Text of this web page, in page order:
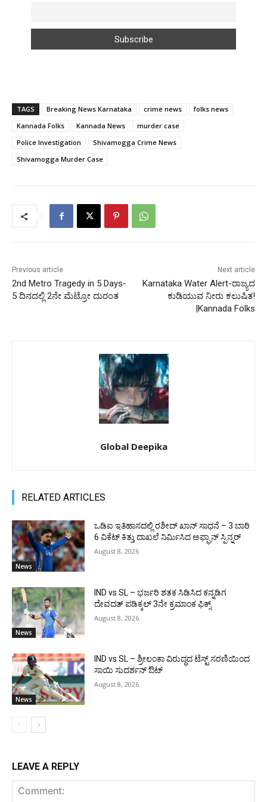
TAGS Breaking News Karnataka crime news
folks news
Kannada Folks
Kannada News
murder case
Police Investigation
Shivamogga Crime News
Shivamogga Murder Case
Previous article
2nd Metro Tragedy in 5 Days-
5 ದಿನದಲ್ಲಿ 2ನೇ ಮೆಟ್ರೋ ದುರಂತ
Next article
Karnataka Water Alert-ರಾಜ್ಯದ
ಕುಡಿಯುವ ನೀರು ಕಲುಷಿತ!
|Kannada Folks
Global Deepika
RELATED ARTICLES
News
ಒಡಿಐ ಇತಿಹಾಸದಲ್ಲಿ ರಶೀದ್ ಖಾನ್ ಸಾಧನೆ – 3 ಬಾರಿ
6 ವಿಕೆಟ್ ಕಿತ್ತು ದಾಖಲೆ ನಿರ್ಮಿಸಿದ ಅಫ್ಘಾನ್ ಸ್ಪಿನ್ನರ್
August 8, 2026
News
IND vs SL – ಭರ್ಜರಿ ಶತಕ ಸಿಡಿಸಿದ ಕನ್ನಡಿಗ
ದೇವದತ್ ಪಡಿಕ್ಕಲ್ 3ನೇ ಕ್ರಮಾಂಕ ಫಿಕ್ಸ್
August 8, 2026
News
IND vs SL – ಶ್ರೀಲಂಕಾ ವಿರುದ್ಧದ ಟೆಸ್ಟ್ ಸರಣಿಯಿಂದ
ಸಾಯಿ ಸುದರ್ಶನ್ ಔಟ್
August 8, 2026
LEAVE A REPLY